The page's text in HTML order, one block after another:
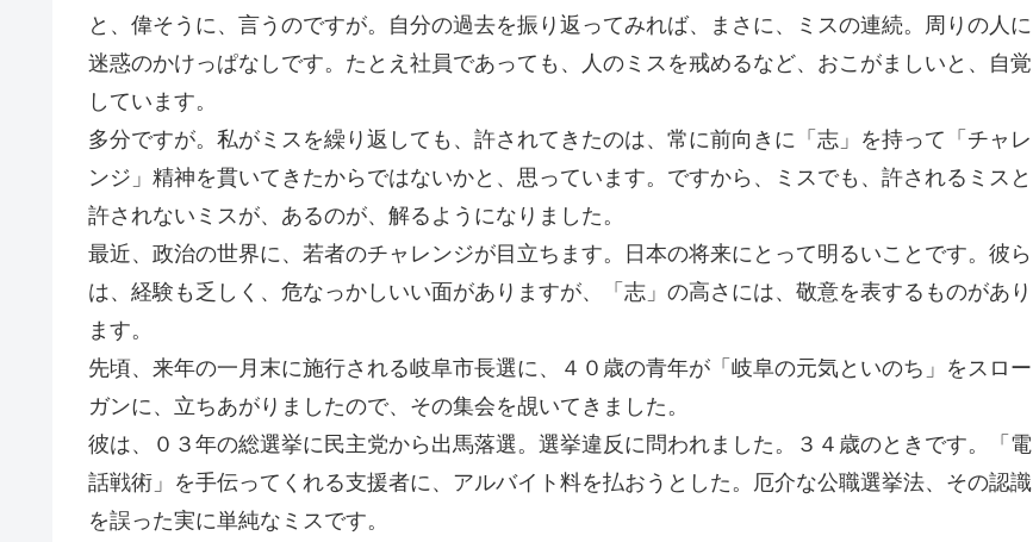
と、偉そうに、言うのですが。自分の過去を振り返ってみれば、まさに、ミスの連続。周りの人に
迷惑のかけっぱなしです。たとえ社員であっても、人のミスを戒めるなど、おこがましいと、自覚
しています。
多分ですが。私がミスを繰り返しても、許されてきたのは、常に前向きに「志」を持って「チャレ
ンジ」精神を貫いてきたからではないかと、思っています。ですから、ミスでも、許されるミスと
許されないミスが、あるのが、解るようになりました。
最近、政治の世界に、若者のチャレンジが目立ちます。日本の将来にとって明るいことです。彼ら
は、経験も乏しく、危なっかしいい面がありますが、「志」の高さには、敬意を表するものがあり
ます。
先頃、来年の一月末に施行される岐阜市長選に、４０歳の青年が「岐阜の元気といのち」をスロー
ガンに、立ちあがりましたので、その集会を覘いてきました。
彼は、０３年の総選挙に民主党から出馬落選。選挙違反に問われました。３４歳のときです。「電
話戦術」を手伝ってくれる支援者に、アルバイト料を払おうとした。厄介な公職選挙法、その認識
を誤った実に単純なミスです。